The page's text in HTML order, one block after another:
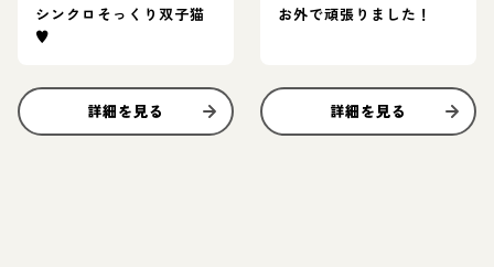
シンクロそっくり双子猫
♥︎
詳細を見る
お外で頑張りました！
詳細を見る